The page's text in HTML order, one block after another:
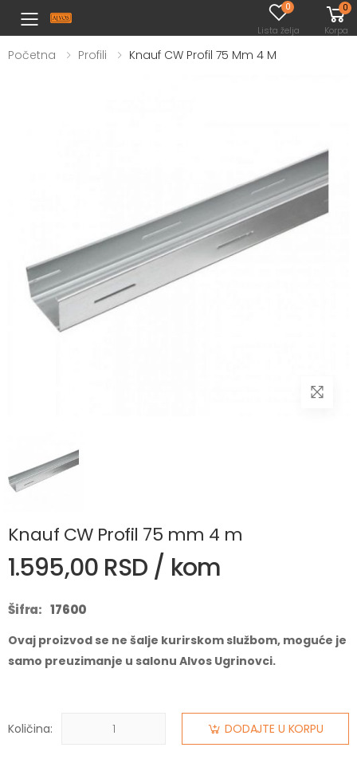
Toggle mobile menu
0
Lista želja
0
Korpa
Početna Profili Knauf CW Profil 75 Mm 4 M
Knauf CW Profil 75 mm 4 m
1.595,00 RSD / kom
Šifra: 17600
Ovaj proizvod se ne šalje kurirskom službom, moguće je
samo preuzimanje u salonu Alvos Ugrinovci.
Količina: DODAJTE U KORPU